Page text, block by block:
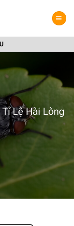
Tỉ Lệ Hài Lòng